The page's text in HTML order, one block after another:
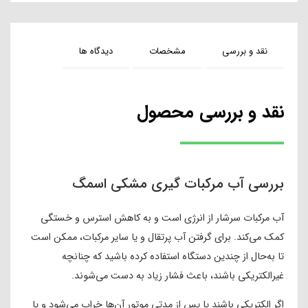
نقد و بررسی مشخصات دیدگاه ها
نقد و بررسی محصول
بررسی آب مرکبات گیری مشکی اسمگ
آب مرکبات سرشار از انرژی است و به کاهش استرس و خستگی
کمک می‌کند. برای گرفتن آب پرتقال و یا سایر مرکبات، ممکن است
تا به‌حال از چندین دستگاه استفاده کرده باشید که چنانچه
غیرالکتریکی باشند، باعث فشار زیاد به دست می‌شوند.